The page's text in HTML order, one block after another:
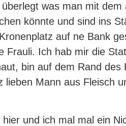
was man mit dem
könnte und sind ins
auf ne Bank
Frauli. Ich hab mir die
bin auf dem Rand des
lieben Mann aus Fleisch
und ich mal mal ein